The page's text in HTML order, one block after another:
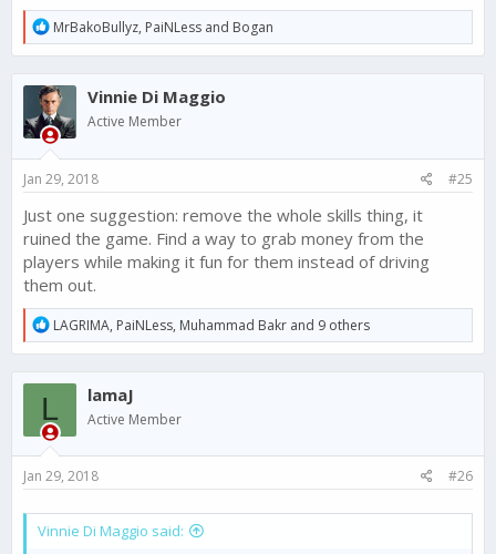
R
e
a
c
t
i
o
n
:
MrBakoBullyz, PaiNLess and Bogan
Vinnie Di Maggio
Active Member
Jan 29, 2018 #25
Just one suggestion: remove the whole skills thing, it
ruined the game. Find a way to grab money from the
players while making it fun for them instead of driving
them out.
R
e
a
c
o
n
:
LAGRIMA, PaiNLess, Muhammad Bakr and 9 others
L lamaJ
Active Member
Jan 29, 2018 #26
Vinnie Di Maggio said: